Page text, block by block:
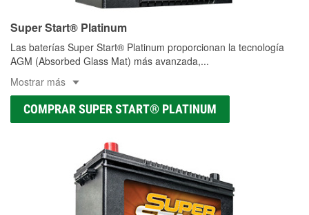
Super Start® Platinum
Las baterías Super Start® Platinum proporcionan la tecnología
AGM (Absorbed Glass Mat) más avanzada,...
Mostrar más
COMPRAR SUPER START® PLATINUM